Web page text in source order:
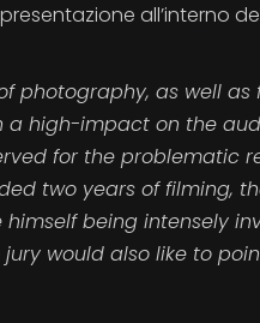
all’interno
photography, as well
high-impact on the
for the problematic
two years of filming,
being intensely
jury would also like to